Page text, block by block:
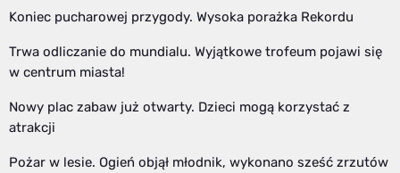
Koniec pucharowej przygody. Wysoka porażka Rekordu
Trwa odliczanie do mundialu. Wyjątkowe trofeum pojawi się
w centrum miasta!
Nowy plac zabaw już otwarty. Dzieci mogą korzystać z
atrakcji
Pożar w lesie. Ogień objął młodnik, wykonano sześć zrzutów